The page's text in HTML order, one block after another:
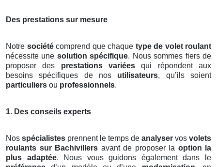
Des prestations sur mesure
Notre sociétécomprend que chaque type de volet roulant
nécessite une solution spécifique. Nous sommes fiers de
proposer des prestations variées qui répondent aux
besoins spécifiques de nos utilisateurs, qu’ils soient
particuliers ou professionnels.
1. Des conseils experts
Nos spécialistes prennent le temps de analyser vos volets
roulants sur Bachivillers avant de proposer la option la
plus adaptée. Nous vous guidons également dans le